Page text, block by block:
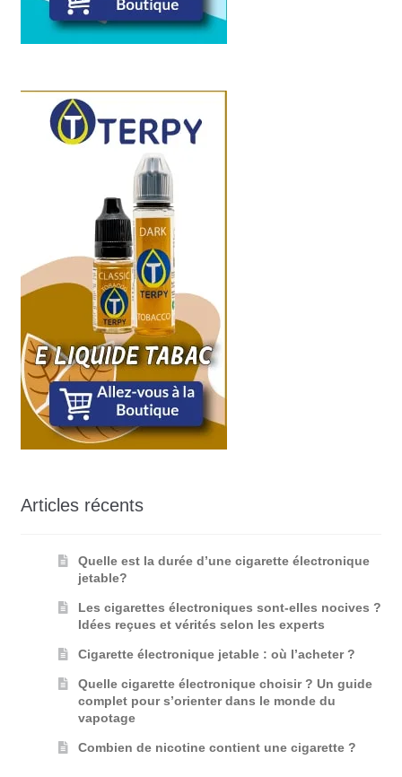
Articles récents
Quelle est la durée d’une cigarette électronique
jetable?
Les cigarettes électroniques sont-elles nocives ?
Idées reçues et vérités selon les experts
Cigarette électronique jetable : où l’acheter ?
Quelle cigarette électronique choisir ? Un guide
complet pour s’orienter dans le monde du
vapotage
Combien de nicotine contient une cigarette ?